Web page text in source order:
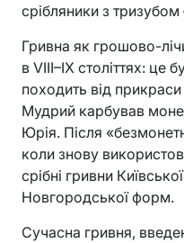
срібляники з
Гривна як грошово-
в VIII–IX століттях: це
походить від прикраси
Мудрий карбував
Юрія. Після
коли знову
срібні гривни
Новгородської форм.
Сучасна гривня,